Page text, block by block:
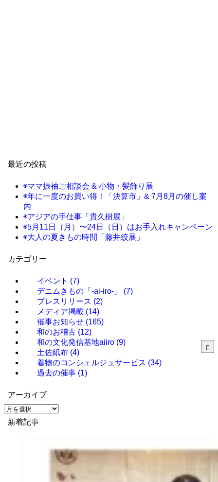
最近の投稿
◉ママ振袖ご相談会 & 小物・髪飾り展
◉年に一度のお買い得！「決算市」& 7月8月の催し案
内
◉アジアの手仕事「貴久樹展」
◉5月11日（月）〜24日（日）はお手入れキャンペーン
◉大人の夏きもの時間「藤井絞展」
カテゴリー
イベント (7)
デニムきもの「-ai-iro-」 (7)
プレスリリース (2)
メディア掲載 (14)
催事お知らせ (165)
和のお稽古 (12)
和の文化発信基地aiiro (9)
土佐紙布 (4)
着物のコンシェルジュサービス (34)
過去の催事 (1)
アーカイブ
ア
ー
新着記事